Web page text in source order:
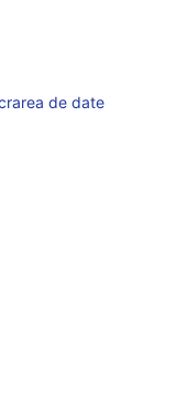
de date